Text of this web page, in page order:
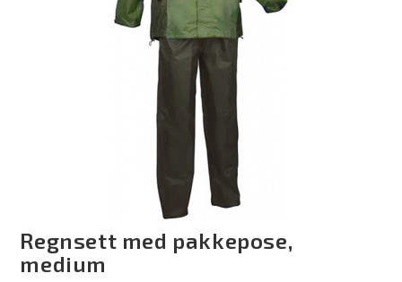
Regnsett med pakkepose,
medium